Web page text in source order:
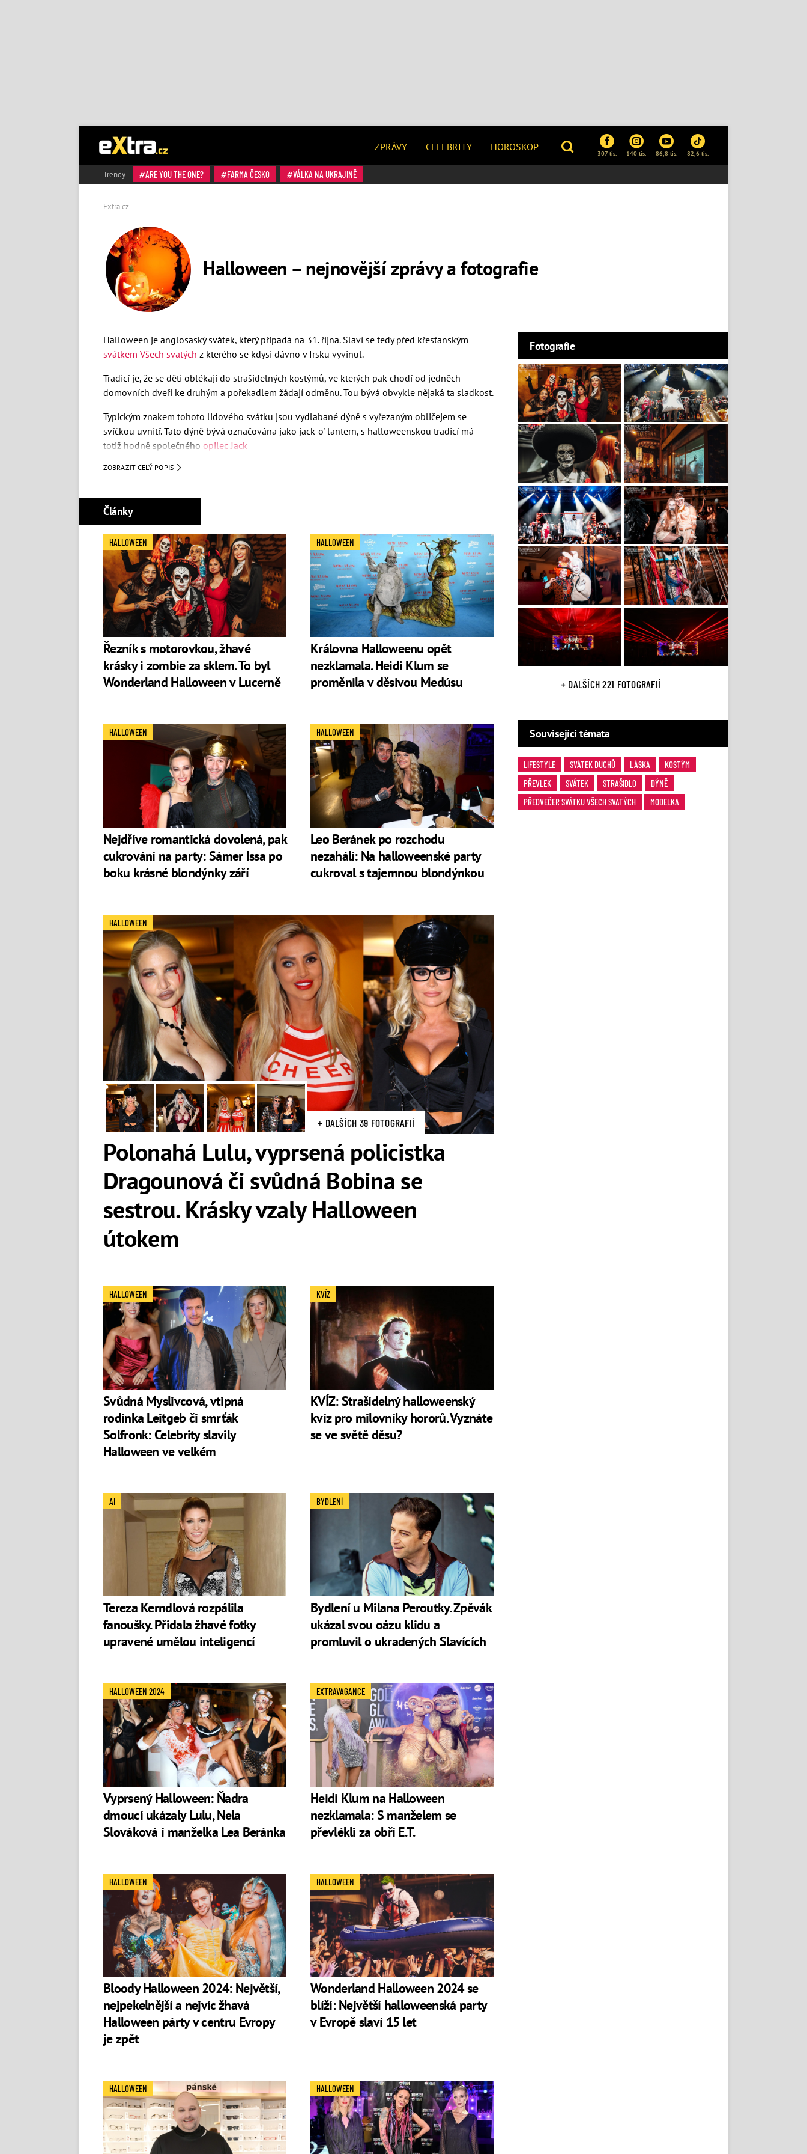
ZPRÁVY CELEBRITY HOROSKOP
307 tis. 140 tis. 86,8 tis. 82,6 tis.
Trendy ARE YOU THE ONE? FARMA ČESKO VÁLKA NA UKRAJINĚ
Extra.cz
Halloween – nejnovější zprávy a fotografie
Halloween je anglosaský svátek, který připadá na 31. října. Slaví se tedy před křesťanským
svátkem Všech svatých z kterého se kdysi dávno v Irsku vyvinul.
Tradicí je, že se děti oblékají do strašidelných kostýmů, ve kterých pak chodí od jedněch
domovních dveří ke druhým a pořekadlem žádají odměnu. Tou bývá obvykle nějaká ta sladkost.
Typickým znakem tohoto lidového svátku jsou vydlabané dýně s vyřezaným obličejem se
svíčkou uvnitř. Tato dýně bývá označována jako jack-o'-lantern, s halloweenskou tradicí má
totiž hodně společného opilec Jack
Typickými barvami jsou oranžová a černá. Původně se v polovině 19. století používala místo
domu duše zemřelých.
Halloween u nás po dlouhá léta neměl zakořeněnou tradici, ale postupně se stává čím dál
populárnějším.
ZOBRAZIT CELÝ POPIS
Články
Řezník s motorovkou, žhavé
krásky i zombie za sklem. To byl
Wonderland Halloween v Lucerně
HALLOWEEN
Královna Halloweenu opět
nezklamala. Heidi Klum se
proměnila v děsivou Medúsu
HALLOWEEN
Nejdříve romantická dovolená, pak
cukrování na party: Sámer Issa po
boku krásné blondýnky září
HALLOWEEN
Leo Beránek po rozchodu
nezahálí: Na halloweenské party
cukroval s tajemnou blondýnkou
HALLOWEEN
+ DALŠÍCH 39 FOTOGRAFIÍ
Polonahá Lulu, vyprsená policistka
Dragounová či svůdná Bobina se
sestrou. Krásky vzaly Halloween
útokem
HALLOWEEN
Svůdná Myslivcová, vtipná
rodinka Leitgeb či smrťák
Solfronk: Celebrity slavily
Halloween ve velkém
HALLOWEEN
KVÍZ: Strašidelný halloweenský
kvíz pro milovníky hororů. Vyznáte
se ve světě děsu?
KVÍZ
Tereza Kerndlová rozpálila
fanoušky. Přidala žhavé fotky
upravené umělou inteligencí
AI
Bydlení u Milana Peroutky. Zpěvák
ukázal svou oázu klidu a
promluvil o ukradených Slavících
BYDLENÍ
Vyprsený Halloween: Ňadra
dmoucí ukázaly Lulu, Nela
Slováková i manželka Lea Beránka
HALLOWEEN 2024
Heidi Klum na Halloween
nezklamala: S manželem se
převlékli za obří E.T.
EXTRAVAGANCE
Bloody Halloween 2024: Největší,
nejpekelnější a nejvíc žhavá
Halloween párty v centru Evropy
je zpět
HALLOWEEN
Wonderland Halloween 2024 se
blíží: Největší halloweenská party
v Evropě slaví 15 let
HALLOWEEN
HALLOWEEN HALLOWEEN
Fotografie
+ DALŠÍCH 221 FOTOGRAFIÍ
Související témata
LIFESTYLE SVÁTEK DUCHŮ LÁSKA
KOSTÝM
PŘEVLEK
SVÁTEK STRAŠIDLO
DÝNĚ
PŘEDVEČER SVÁTKU VŠECH SVATÝCH
MODELKA